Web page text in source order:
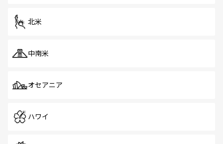
北米
中南米
オセアニア
ハワイ